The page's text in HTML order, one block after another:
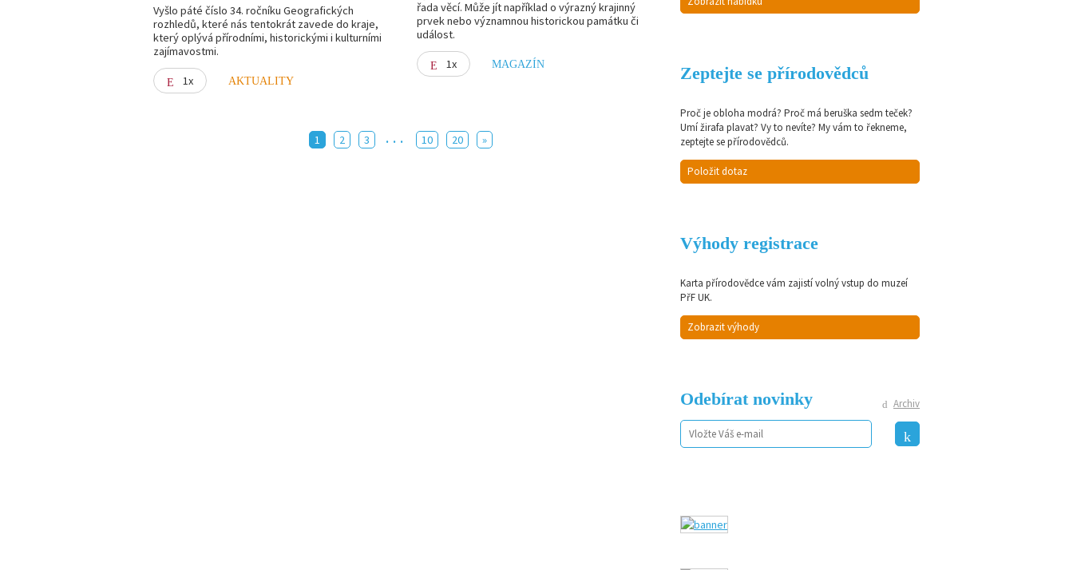
Vyšlo páté číslo 34. ročníku Geografických
rozhledů, které nás tentokrát zavede do kraje,
který oplývá přírodními, historickými i kulturními
zajímavostmi.
1x AKTUALITY
řada věcí. Může jít například o výrazný krajinný
prvek nebo významnou historickou památku či
událost.
1x MAGAZÍN
1 2 3 ... 10 20 »
Zeptejte se přírodovědců
Proč je obloha modrá? Proč má beruška sedm teček?
Umí žirafa plavat? Vy to nevíte? My vám to řekneme,
zeptejte se přírodovědců.
Položit dotaz
Výhody registrace
Karta přírodovědce vám zajistí volný vstup do muzeí
PřF UK.
Zobrazit výhody
Archiv
Odebírat novinky